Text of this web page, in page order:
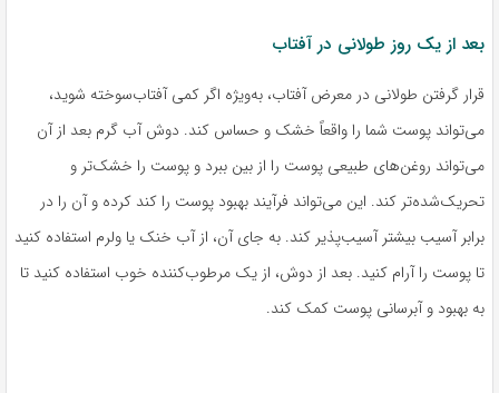
بعد از یک روز طولانی در آفتاب
قرار گرفتن طولانی در معرض آفتاب، به‌ویژه اگر کمی آفتاب‌سوخته شوید،
می‌تواند پوست شما را واقعاً خشک و حساس کند. دوش آب گرم بعد از آن
می‌تواند روغن‌های طبیعی پوست را از بین ببرد و پوست را خشک‌تر و
تحریک‌شده‌تر کند. این می‌تواند فرآیند بهبود پوست را کند کرده و آن را در
برابر آسیب بیشتر آسیب‌پذیر کند. به جای آن، از آب خنک یا ولرم استفاده کنید
تا پوست را آرام کنید. بعد از دوش، از یک مرطوب‌کننده خوب استفاده کنید تا
به بهبود و آبرسانی پوست کمک کند.